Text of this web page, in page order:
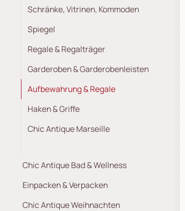
Schränke, Vitrinen, Kommoden
Spiegel
Regale & Regalträger
Garderoben & Garderobenleisten
Aufbewahrung & Regale
Haken & Griffe
Chic Antique Marseille
Chic Antique Bad & Wellness
Einpacken & Verpacken
Chic Antique Weihnachten